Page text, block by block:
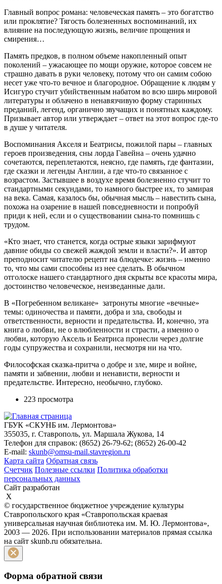
Главный вопрос романа: человеческая память – это богатство
или проклятие? Тягость болезненных воспоминаний, их
влияние на последующую жизнь, величие прощения и
смирения…
Память предков, в полном объеме накопленный опыт
поколений – ужасающее по мощи оружие, которое совсем не
страшно давать в руки человеку, потому что он самим собою
несет уже что-то вечное и благородное. Обращение к людям у
Исигуро стучит убийственным набатом во всю ширь мировой
литературы и облачено в ненавязчивую форму старинных
преданий, легенд, органично звучащих и понятных каждому.
Призывает автор или утверждает – ответ на этот вопрос где-то
в душе у читателя.
Воспоминания Акселя и Беатрисы, пожилой пары – главных
героев произведения, сны лорда Гавейна – очень удачно
сочетаются, переплетаются, неясно, где память, где фантазии,
где сказки и легенды Англии, а где что-то связанное с
возрастом. Застывшее в воздухе время болезненно стучит то
стандартными секундами, то намного быстрее их, то замирая
на века. Самая, казалось бы, обычная мысль – навестить сына,
похожа на озарение в нашей повседневности и попробуй
приди к ней, если и о существовании сына-то помнишь с
трудом.
«Кто знает, что станется, когда острые языки зарифмуют
давние обиды со свежей жаждой земли и власти?». И автор
преподносит читателю рецепт на блюдечке: жизнь – именно
то, что мы сами способны из нее сделать. В обычном
отголоске нашего стандартного дня скрыты все красоты мира,
достоинство человеческое, неизведанные дали.
В «Погребенном великане» затронуты многие «вечные»
темы: одиночества и памяти, добра и зла, свободы и
ответственности, верности и предательства. И, конечно, эта
книга о любви, не о влюбленности и страсти, а именно о
любви, которую Аксель и Беатриса пронесли через долгие
годы супружества и сохранили, несмотря ни на что.
Философская сказка-притча о добре и зле, мире и войне,
памяти и забвении, любви и ненависти, верности и
предательстве. Интересно, необычно, глубоко.
223 просмотра
ГБУК «СКУНБ им. Лермонтова»
355035, г. Ставрополь, ул. Маршала Жукова, 14
Телефон для справок: (8652) 26-79-62; (8652) 26-00-42
E-mail: skunb@omsu-mail.stavregion.ru
Карта сайта Обратная связь
Счетчик Полезные ссылки Политика обработки
персональных данных
Сайт разработан
X
© государственное бюджетное учреждение культуры
Ставропольского края «Ставропольская краевая
универсальная научная библиотека им. М. Ю. Лермонтова»,
2003 — 2026. При использовании материалов прямая ссылка
на сайт skunb.ru обязательна.
Форма обратной связи